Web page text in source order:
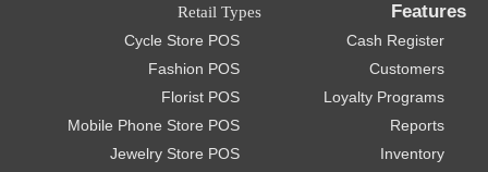
Features
Cash Register
Customers
Loyalty Programs
Reports
Inventory
Retail Types
Cycle Store POS
Fashion POS
Florist POS
Mobile Phone Store POS
Jewelry Store POS